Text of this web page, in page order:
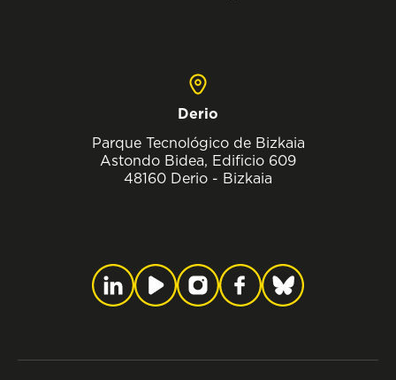
Derio
Parque Tecnológico de Bizkaia
Astondo Bidea, Edificio 609
48160 Derio - Bizkaia